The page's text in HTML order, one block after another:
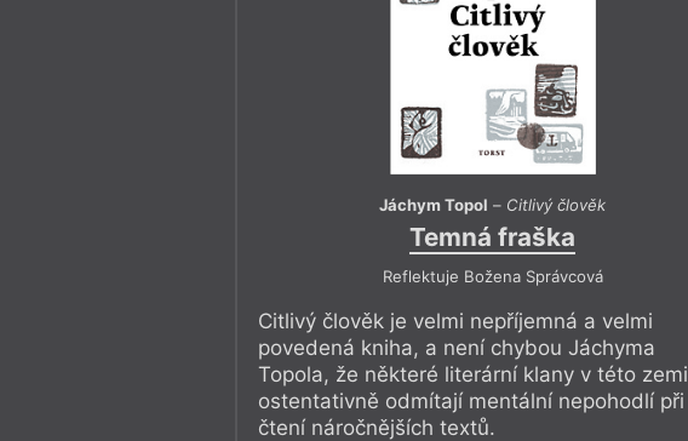
Jáchym Topol – Citlivý člověk
Temná fraška
Reflektuje Božena Správcová
Citlivý člověk je velmi nepříjemná a velmi
povedená kniha, a není chybou Jáchyma
Topola, že některé literární klany v této zemi
ostentativně odmítají mentální nepohodlí při
čtení náročnějších textů.